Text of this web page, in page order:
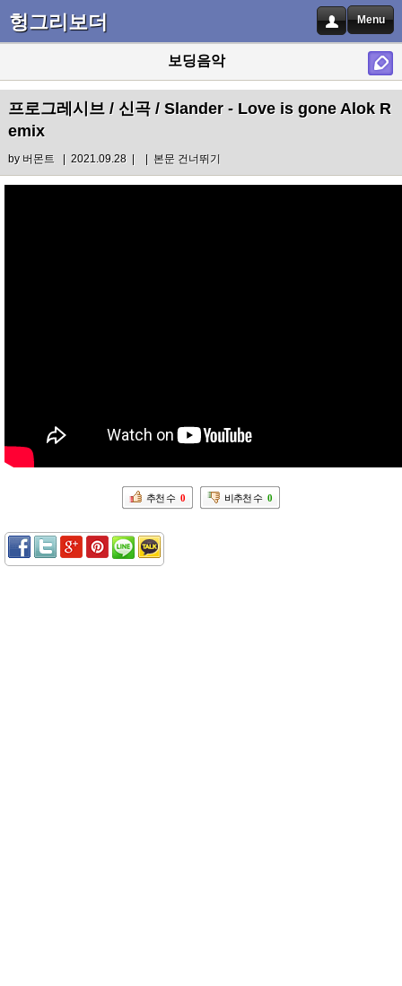
헝그리보더 Menu
보딩음악
프로그레시브 / 신곡 / Slander - Love is gone Alok R
emix
by 버몬트 | 2021.09.28 | | 본문 건너뛰기
추천 수 0 비추천 수 0